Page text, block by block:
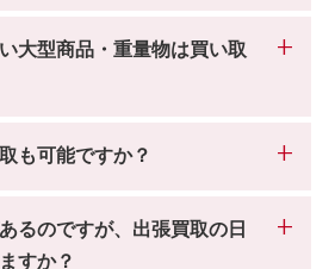
大型商品・重量物は買い取
も可能ですか？
るのですが、出張買取の日
すか？